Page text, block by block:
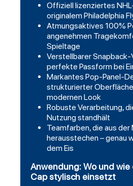
Offiziell lizenziertes
originalem Philadelphia
Atmungsaktives 100%
angenehmen
Spieltage
Verstellbarer Snapback-
perfekte Passform bei
Markantes Pop-Panel-
strukturierter
modernen Look
Robuste Verarbeitung,
Nutzung standhält
Teamfarben, die aus der
herausstechen – genau
dem Eis
Anwendung: Wo und wie
Cap stylisch einsetzt